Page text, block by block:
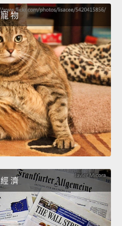
寵 物
經 濟